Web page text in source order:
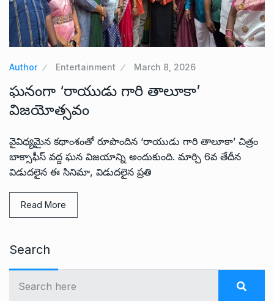
Author Entertainment March 8, 2026
ఘనంగా ‘రాయుడు గారి తాలూకా’
విజయోత్సవం
వైవిధ్యమైన కథాంశంతో రూపొందిన ‘రాయుడు గారి తాలూకా’ చిత్రం
బాక్సాఫీస్ వద్ద ఘన విజయాన్ని అందుకుంది. మార్చి 6వ తేదీన
విడుదలైన ఈ సినిమా, విడుదలైన ప్రతి
Read More
Search